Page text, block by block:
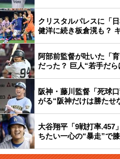
クリスタルパレスに「
健洋に続き板倉滉も？
阿部前監督が吐いた「
だった？ 巨人“若手だ
阪神・藤川監督「死球
がる“阪神だけは勝たせ
大谷翔平「9戦打率
ちたい一心の“暴走”で